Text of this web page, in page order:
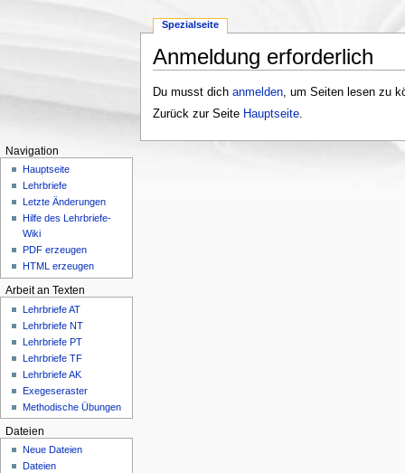
Anmeldung erforderlich
Du musst dich anmelden, um Seiten lesen zu
Zurück zur Seite Hauptseite.
Spezialseite
Navigation
Hauptseite
Lehrbriefe
Letzte Änderungen
Hilfe des Lehrbriefe-
Wiki
PDF erzeugen
HTML erzeugen
Arbeit an Texten
Lehrbriefe AT
Lehrbriefe NT
Lehrbriefe PT
Lehrbriefe TF
Lehrbriefe AK
Exegeseraster
Methodische Übungen
Dateien
Neue Dateien
Dateien